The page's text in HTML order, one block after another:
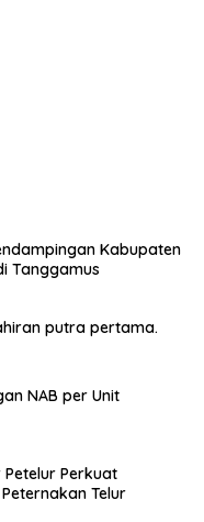
Kabupaten
Tanggamus
putra pertama.
NAB per Unit
Perkuat
Telur